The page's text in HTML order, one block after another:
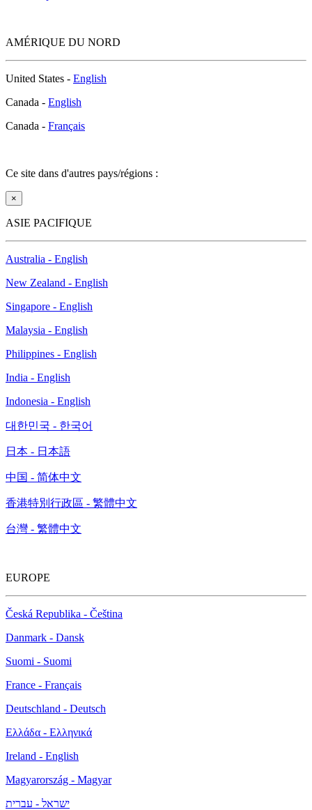
AMÉRIQUE DU NORD
United States - English
Canada - English
Canada - Français
Ce site dans d'autres pays/régions :
×
ASIE PACIFIQUE
Australia - English
New Zealand - English
Singapore - English
Malaysia - English
Philippines - English
India - English
Indonesia - English
대한민국 - 한국어
日本 - 日本語
中国 - 简体中文
香港特別行政區 - 繁體中文
台灣 - 繁體中文
EUROPE
Česká Republika - Čeština
Danmark - Dansk
Suomi - Suomi
France - Français
Deutschland - Deutsch
Ελλάδα - Ελληνικά
Ireland - English
Magyarország - Magyar
ישראל - עברית